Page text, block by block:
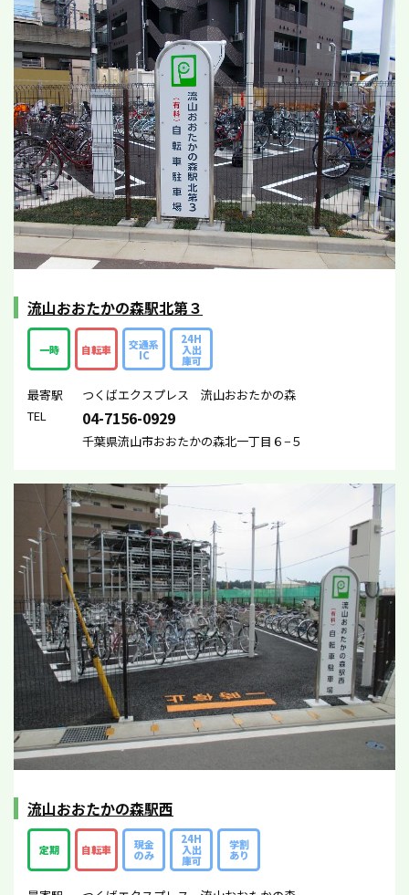
流山おおたかの森駅北第３
一時 自転車 交通系
IC
24H
入出
庫可
最寄駅
つくばエクスプレス 流山おおたかの森
TEL
04-7156-0929
千葉県流山市おおたかの森北一丁目６−５
流山おおたかの森駅西
定期 自転車 現金
のみ
24H
入出
庫可
学割
あり